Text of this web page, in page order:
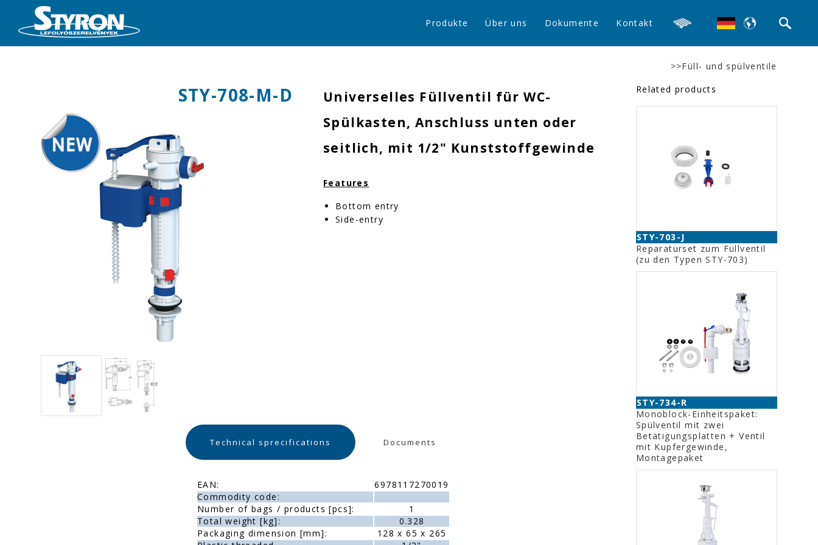
Produkte Über uns Dokumente Kontakt
>>Füll- und spülventile
STY-708-M-D
Universelles Füllventil für WC-
Spülkasten, Anschluss unten oder
seitlich, mit 1/2" Kunststoffgewinde
Features
Bottom entry
Side-entry
Technical sprecifications Documents
EAN:
6978117270019
Commodity code:
Number of bags / products [pcs]:
1
Total weight [kg]:
0.328
Packaging dimension [mm]:
128 x 65 x 265
Related products
STY-703-J
Reparaturset zum Füllventil
(zu den Typen STY-703)
STY-734-R
Monoblock-Einheitspaket:
Spülventil mit zwei
Betätigungsplatten + Ventil
mit Kupfergewinde,
Montagepaket